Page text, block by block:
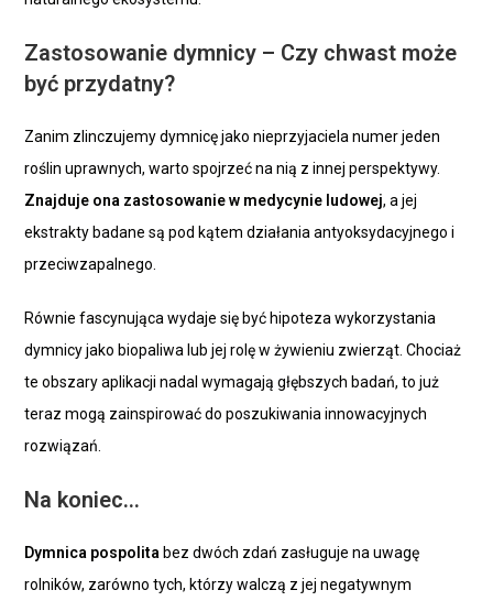
Zastosowanie dymnicy – Czy chwast może
być przydatny?
Zanim zlinczujemy dymnicę jako nieprzyjaciela numer jeden
roślin uprawnych, warto spojrzeć na nią z innej perspektywy.
Znajduje ona zastosowanie w medycynie ludowej, a jej
ekstrakty badane są pod kątem działania antyoksydacyjnego i
przeciwzapalnego.
Równie fascynująca wydaje się być hipoteza wykorzystania
dymnicy jako biopaliwa lub jej rolę w żywieniu zwierząt. Chociaż
te obszary aplikacji nadal wymagają głębszych badań, to już
teraz mogą zainspirować do poszukiwania innowacyjnych
rozwiązań.
Na koniec…
Dymnica pospolita bez dwóch zdań zasługuje na uwagę
rolników, zarówno tych, którzy walczą z jej negatywnym